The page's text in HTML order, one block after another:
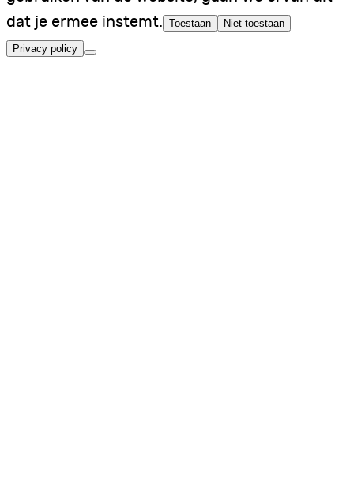
dat je ermee instemt. Toestaan Niet toestaan
Privacy policy